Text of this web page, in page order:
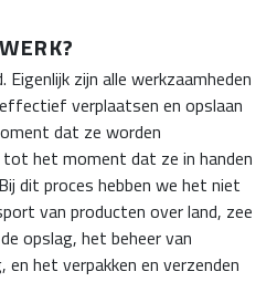
zijn alle werkzaamheden
verplaatsen en opslaan
dat ze worden
het moment dat ze in handen
dit proces hebben we het niet
van producten over land, zee
opslag, het beheer van
het verpakken en verzenden